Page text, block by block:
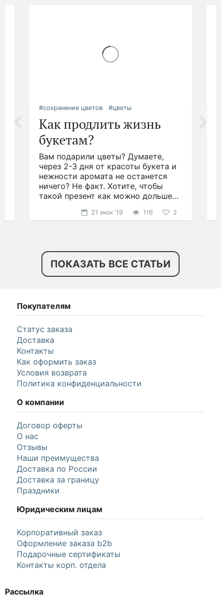
#сохранение цветов #цветы
Как продлить жизнь
букетам?
Вам подарили цветы? Думаете,
через 2-3 дня от красоты букета и
нежности аромата не останется
ничего? Не факт. Хотите, чтобы
такой презент как можно дольше
21 июн '19 116 2
ПОКАЗАТЬ ВСЕ СТАТЬИ
Покупателям
Статус заказа
Доставка
Контакты
Как оформить заказ
Условия возврата
Политика конфиденциальности
О компании
Договор оферты
О нас
Отзывы
Наши преимущества
Доставка по России
Доставка за границу
Праздники
Юридическим лицам
Корпоративный заказ
Оформление заказа b2b
Подарочные сертификаты
Контакты корп. отдела
Рассылка